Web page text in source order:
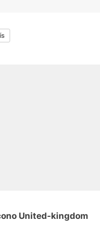
United-kingdom